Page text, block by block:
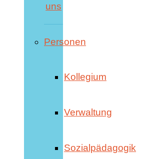
uns
Personen
Kollegium
Verwaltung
Sozialpädagogik